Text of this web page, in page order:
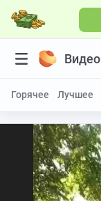
Видео
Горячее Лучшее